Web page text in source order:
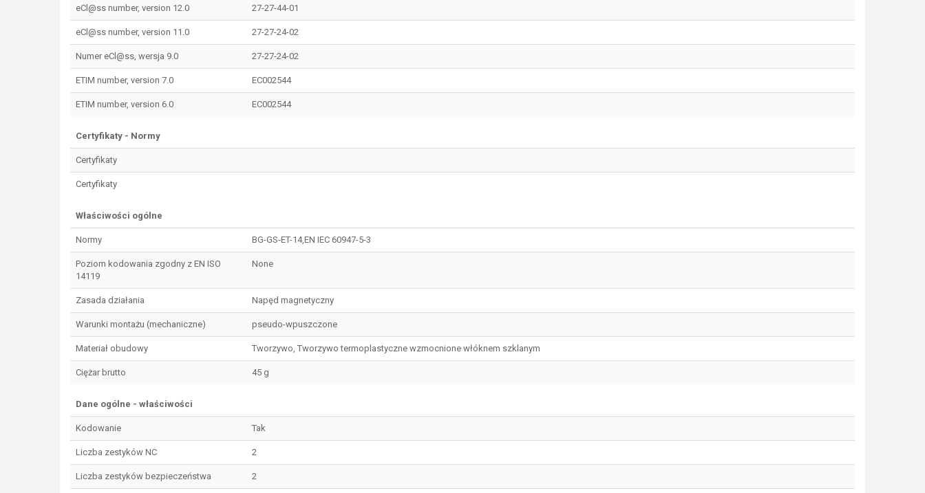
eCl@ss number, version 12.0 27-27-44-01
eCl@ss number, version 11.0 27-27-24-02
Numer eCl@ss, wersja 9.0 27-27-24-02
ETIM number, version 7.0 EC002544
ETIM number, version 6.0 EC002544
Certyfikaty - Normy
Certyfikaty
Certyfikaty
Właściwości ogólne
Normy BG-GS-ET-14,EN IEC 60947-5-3
Poziom kodowania zgodny z EN ISO
14119
None
Zasada działania Napęd magnetyczny
Warunki montażu (mechaniczne) pseudo-wpuszczone
Materiał obudowy Tworzywo, Tworzywo termoplastyczne wzmocnione włóknem szklanym
Ciężar brutto 45 g
Dane ogólne - właściwości
Kodowanie Tak
Liczba zestyków NC 2
Liczba zestyków bezpieczeństwa 2